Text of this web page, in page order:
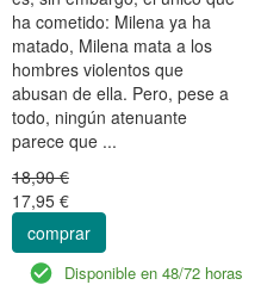
ha cometido: Milena ya ha
matado, Milena mata a los
hombres violentos que
abusan de ella. Pero, pese a
todo, ningún atenuante
parece que ...
18,90 €
17,95 €
comprar
Disponible en 48/72 horas